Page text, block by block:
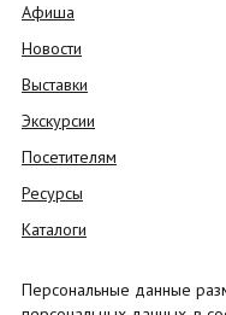
Афиша
Новости
Выставки
Экскурсии
Посетителям
Ресурсы
Каталоги
Персональные данные